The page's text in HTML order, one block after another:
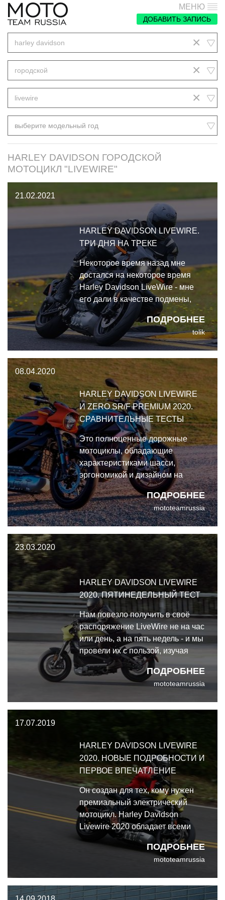
МЕНЮ
ДОБАВИТЬ ЗАПИСЬ
×
harley davidson
×
городской
×
livewire
выберите модельный год
HARLEY DAVIDSON ГОРОДСКОЙ
МОТОЦИКЛ "LIVEWIRE"
21.02.2021
HARLEY DAVIDSON LIVEWIRE.
ТРИ ДНЯ НА ТРЕКЕ
ПОДРОБНЕЕ
Некоторое время назад мне
достался на некоторое время
Harley Davidson LiveWire - мне
его дали в качестве подмены,
пока основной мотоцикл был в
ремонте. Покатавшись на нём по
улице, я понял, что стоит разок-
другой испытать его и на треке…
tolik
08.04.2020
HARLEY DAVIDSON LIVEWIRE
И ZERO SR/F PREMIUM 2020.
СРАВНИТЕЛЬНЫЕ ТЕСТЫ
ПОДРОБНЕЕ
Это полноценные дорожные
мотоциклы, обладающие
характеристиками шасси,
эргономикой и дизайном на
уровне современных
бензиновых литровых нейкедов.
Сравнительные тесты Harley
Davidson LiveWire и Zero SR/F
Premium 2020
mototeamrussia
23.03.2020
HARLEY DAVIDSON LIVEWIRE
2020. ПЯТИНЕДЕЛЬНЫЙ ТЕСТ
ПОДРОБНЕЕ
Нам повезло получить в своё
распоряжение LiveWire не на час
или день, а на пять недель - и мы
провели их с пользой, изучая
поведение на дороге, варианты
зарядки, графики с диностенда и
даже испытали тормоза поmototeamrussia
17.07.2019
HARLEY DAVIDSON LIVEWIRE
2020. НОВЫЕ ПОДРОБНОСТИ И
ПЕРВОЕ ВПЕЧАТЛЕНИЕ
ПОДРОБНЕЕ
Он создан для тех, кому нужен
премиальный электрический
мотоцикл. Harley Davidson
Livewire 2020 обладает всеми
особенностями топового
электробайка: брутальной тягой,
отличной внешностью,
возможностью быстрой зарядки
mototeamrussia